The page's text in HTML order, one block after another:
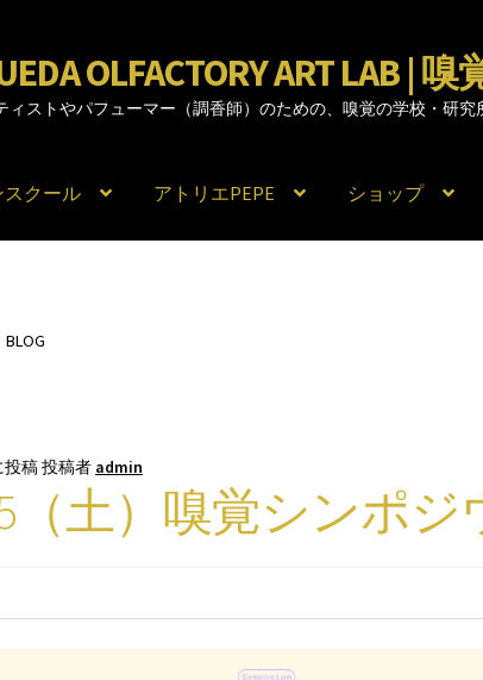
OLFACTORY ART LAB |
ィストやパフューマー（調香師）のための、嗅覚の学校・研究
クール アトリエPEPE ショップ
BLOG
投稿投稿者 admin
（土）嗅覚シンポジ